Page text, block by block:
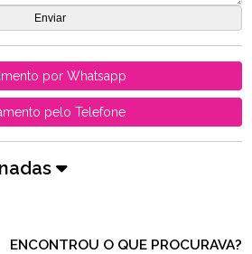
por Whatsapp
pelo Telefone
ENCONTROU O QUE PROCURAVA?